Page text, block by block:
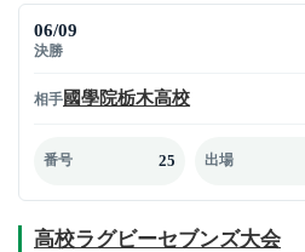
06/09
決勝
相手國學院栃木高校
番号 25 出場
高校ラグビーセブンズ大会